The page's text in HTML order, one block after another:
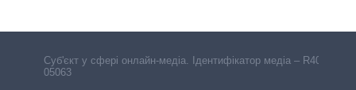
Cуб'єкт у сфері онлайн-медіа. Ідентифікатор медіа – R40-
05063